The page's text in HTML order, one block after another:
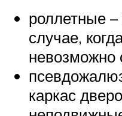
роллетные
случае,
невозможно
каркас